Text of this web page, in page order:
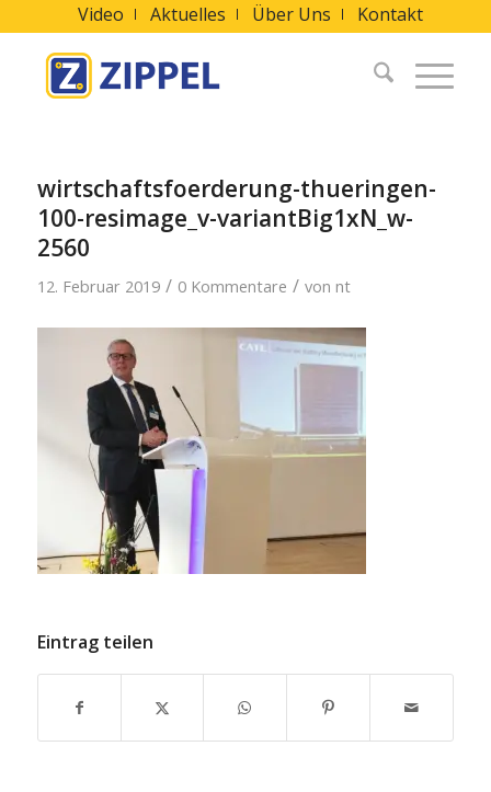
Video Aktuelles Über Uns Kontakt
wirtschaftsfoerderung-thueringen-
100-resimage_v-variantBig1xN_w-
2560
12. Februar 2019 / 0 Kommentare / von nt
Eintrag teilen